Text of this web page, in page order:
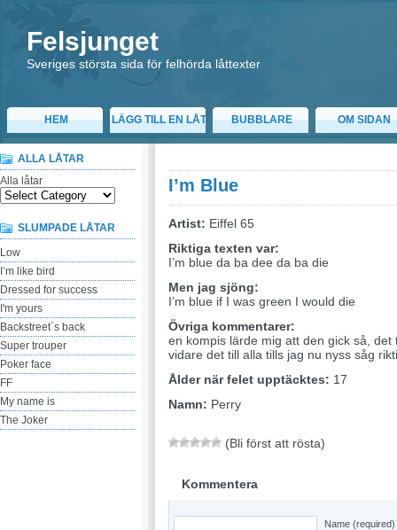
Felsjunget
Sveriges största sida för felhörda låttexter
HEM LÄGG TILL EN LÅT BUBBLARE OM SIDAN
ALLA LÅTAR
Alla låtar
SLUMPADE LÅTAR
Low
I’m like bird
Dressed for success
I'm yours
Backstreet`s back
Super trouper
Poker face
FF
My name is
The Joker
I’m Blue
Artist: Eiffel 65
Riktiga texten var:
I’m blue da ba dee da ba die
Men jag sjöng:
I’m blue if I was green I would die
Övriga kommentarer:
en kompis lärde mig att den gick så,
vidare det till alla tills jag nu nyss såg
Ålder när felet upptäcktes: 17
Namn: Perry
(Bli först att rösta)
Kommentera
Name (required)